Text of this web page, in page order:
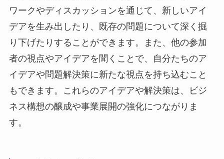
ワークやディスカッションを通じて、新しいアイ
デアを生み出したり、既存の問題について深く掘
り下げたりすることができます。また、他の参加
者の視点やアイデアを聞くことで、自分たちのア
イデアや問題解決策に新たな視点を持ち込むこと
もできます。これらのアイデアや解決策は、ビジ
ネス構想の醸成や事業展開の強化につながりま
す。